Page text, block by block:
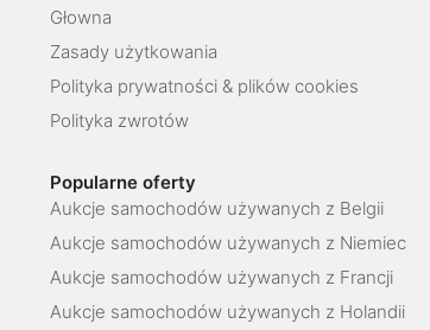
Głowna
Zasady użytkowania
Polityka prywatności & plików cookies
Polityka zwrotów
Popularne oferty
Aukcje samochodów używanych z Belgii
Aukcje samochodów używanych z Niemiec
Aukcje samochodów używanych z Francji
Aukcje samochodów używanych z Holandii